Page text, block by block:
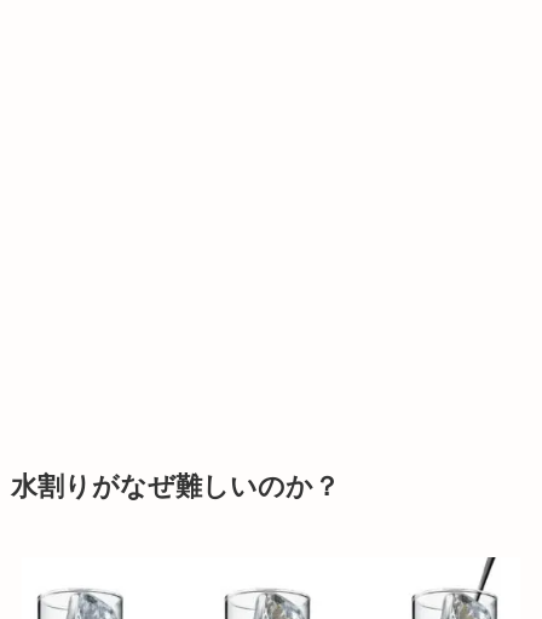
水割りがなぜ難しいのか？